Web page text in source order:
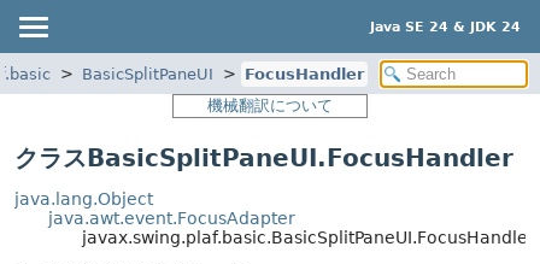
Java SE 24 & JDK 24
BasicSplitPaneUI
FocusHandler
機械翻訳について
クラスBasicSplitPaneUI.FocusHandler
java.lang.Object
java.awt.event.FocusAdapter
javax.swing.plaf.basic.BasicSplitPaneUI.FocusHandler